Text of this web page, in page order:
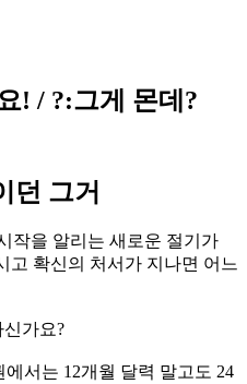
! / ?:그게 몬데?
던 그거
작을 알리는 새로운 절기가
고 확신의 처서가 지나면 어느
신가요?
서는 12개월 달력 말고도 24